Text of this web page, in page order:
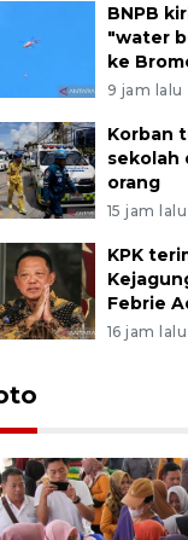
BNPB
"water
ke
9 jam lalu
Korban
sekolah
orang
15 jam lalu
KPK
Febrie
16 jam lalu